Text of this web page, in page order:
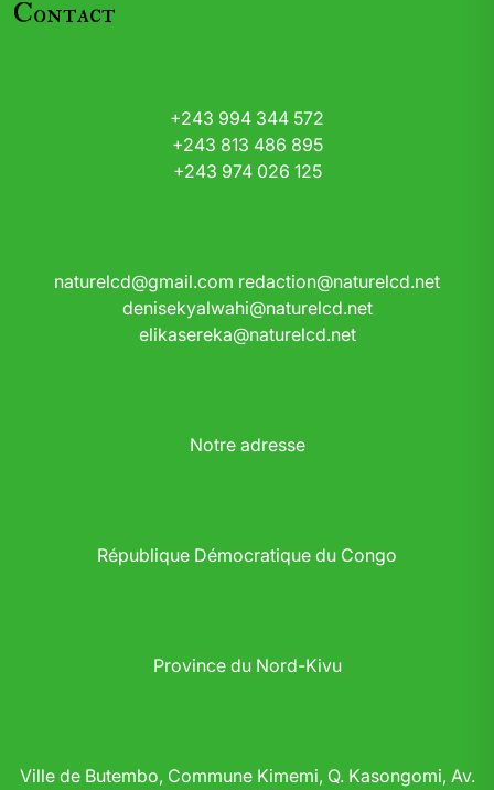
Contact
+243 994 344 572
+243 813 486 895
+243 974 026 125
naturelcd@gmail.com redaction@naturelcd.net
denisekyalwahi@naturelcd.net
elikasereka@naturelcd.net
Notre adresse
République Démocratique du Congo
Province du Nord-Kivu
Ville de Butembo, Commune Kimemi, Q. Kasongomi, Av.